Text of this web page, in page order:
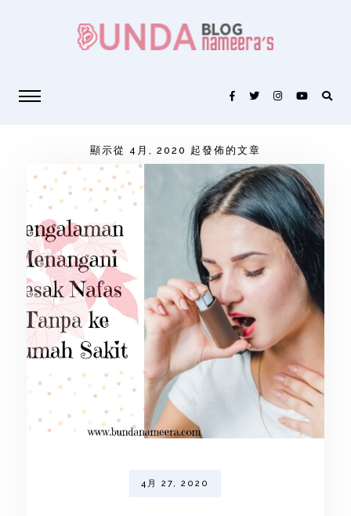
顯示從 4月, 2020 起發佈的文章
4月 27, 2020